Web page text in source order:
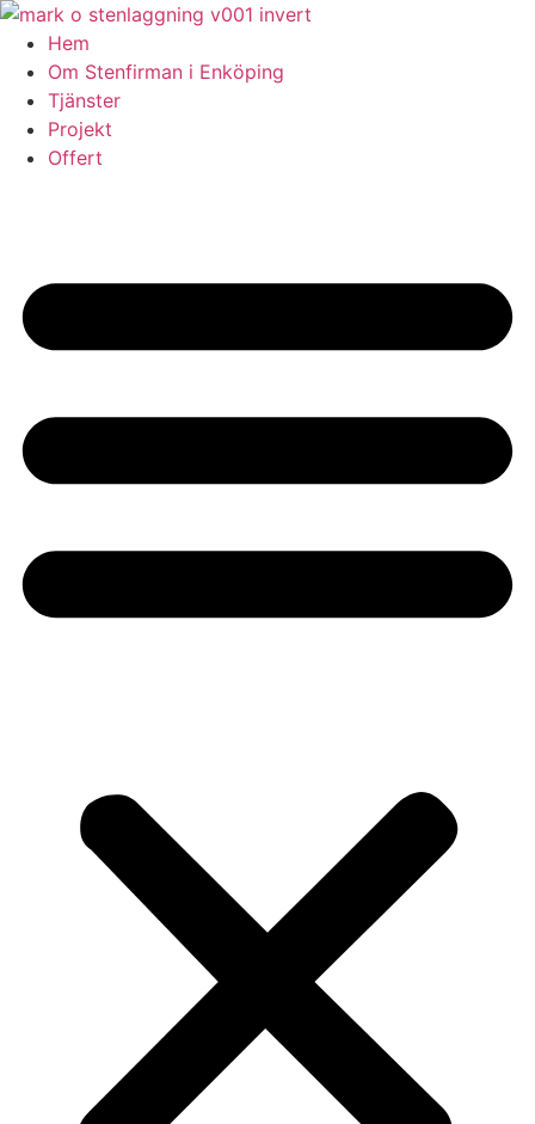
Skip
content
Hem
Om Stenfirman i Enköping
Tjänster
Projekt
Offert